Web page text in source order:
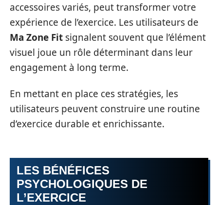
accessoires variés, peut transformer votre
expérience de l’exercice. Les utilisateurs de
Ma Zone Fit signalent souvent que l’élément
visuel joue un rôle déterminant dans leur
engagement à long terme.
En mettant en place ces stratégies, les
utilisateurs peuvent construire une routine
d’exercice durable et enrichissante.
LES BÉNÉFICES
PSYCHOLOGIQUES DE
L’EXERCICE